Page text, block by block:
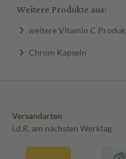
Weitere Produkte aus:
weitere Vitamin C
Chrom Kapseln
Versandarten
i.d.R. am nächsten Werktag